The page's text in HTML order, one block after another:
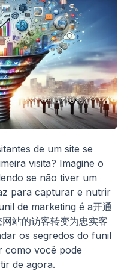
de um site se
visita? Imagine o
se não tiver um
para capturar e nutrir
de marketing é a开通
站的访客转变为忠实客
os segredos do funil
como você pode
de agora.